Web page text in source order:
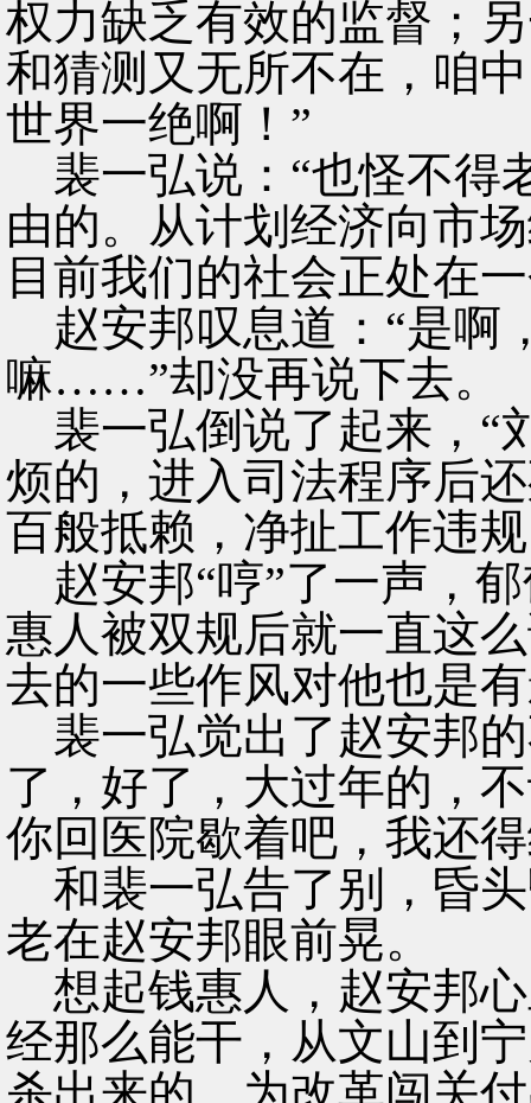
权力缺乏有效的监督；
和猜测又无所不在，咱
世界一绝啊！”
裴一弘说：“也怪不得
由的。从计划经济向市
目前我们的社会正处在
赵安邦叹息道：“是啊
嘛……”却没再说下去。
裴一弘倒说了起来，“
烦的，进入司法程序后
百般抵赖，净扯工作违
赵安邦“哼”了一声，
惠人被双规后就一直这
去的一些作风对他也是
裴一弘觉出了赵安邦
了，好了，大过年的，
你回医院歇着吧，我还
和裴一弘告了别，昏
老在赵安邦眼前晃。
想起钱惠人，赵安邦
经那么能干，从文山到